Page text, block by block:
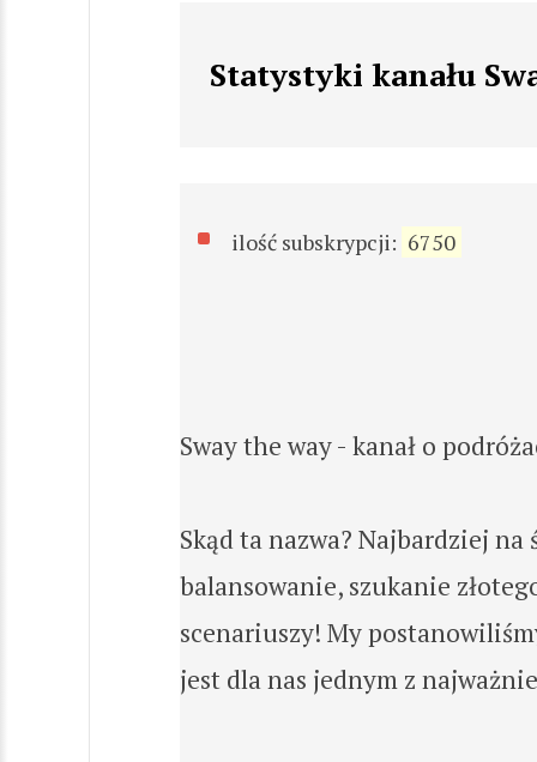
Statystyki kanału
ilość subskrypcji: 6750
Sway the way - kanał o
Skąd ta nazwa? Najbardziej
balansowanie, szukanie
scenariuszy! My
jest dla nas jednym z